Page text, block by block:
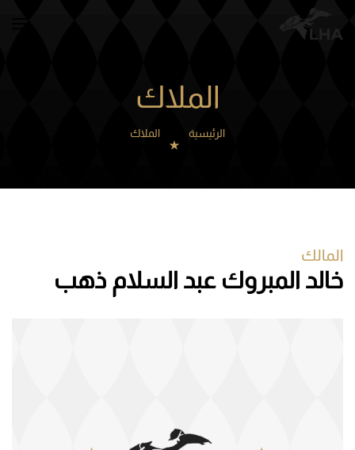
الملاك
الرئيسية الملاك
المالك
خالد المبروك عبد السلام ذهب